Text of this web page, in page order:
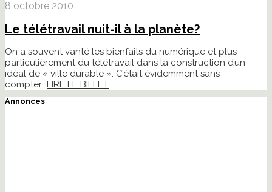
8 octobre 2010
Le télétravail nuit-il à la planète?
On a souvent vanté les bienfaits du numérique et plus
particulièrement du télétravail dans la construction d’un
idéal de « ville durable ». C’était évidemment sans
compter...LIRE LE BILLET
Annonces